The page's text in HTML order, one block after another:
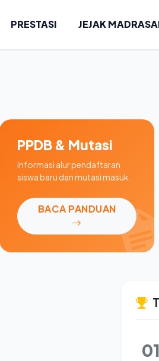
PRESTASI JEJAK
PPDB & Mutasi
Informasi alur pendaftaran
siswa baru dan mutasi masuk.
BACA PANDUAN
01